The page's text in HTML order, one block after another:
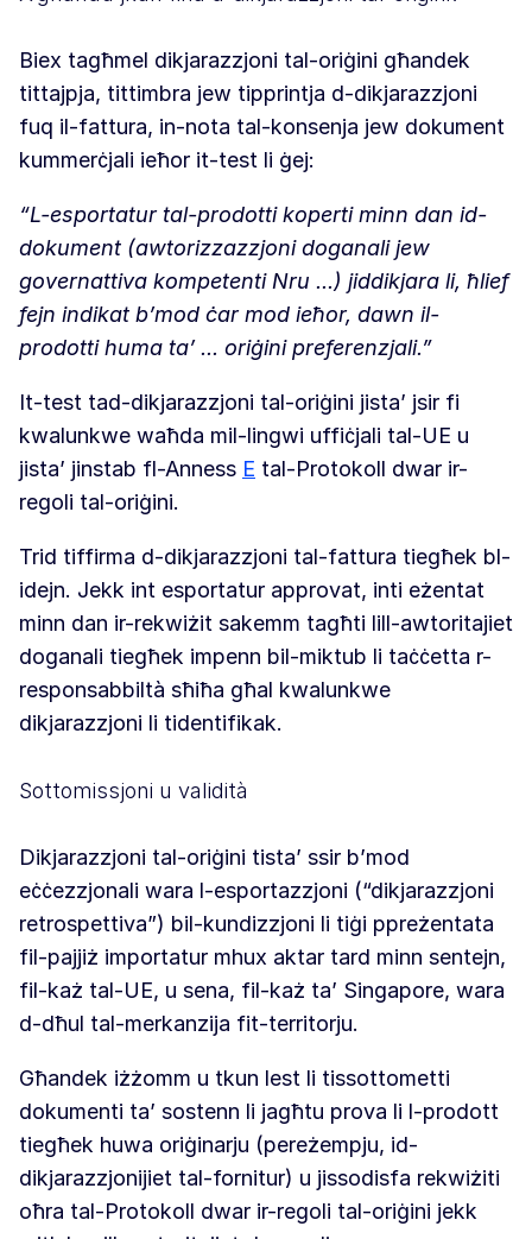
Biex tagħmel dikjarazzjoni tal-oriġini għandek
tittajpja, tittimbra jew tipprintja d-dikjarazzjoni
fuq il-fattura, in-nota tal-konsenja jew dokument
kummerċjali ieħor it-test li ġej:
“L-esportatur tal-prodotti koperti minn dan id-
dokument (awtorizzazzjoni doganali jew
governattiva kompetenti Nru ...) jiddikjara li, ħlief
fejn indikat b’mod ċar mod ieħor, dawn il-
prodotti huma ta’ ... oriġini preferenzjali.”
It-test tad-dikjarazzjoni tal-oriġini jista’ jsir fi
kwalunkwe waħda mil-lingwi uffiċjali tal-UE u
jista’ jinstab fl-Anness E tal-Protokoll dwar ir-
regoli tal-oriġini.
Trid tiffirma d-dikjarazzjoni tal-fattura tiegħek bl-
idejn. Jekk int esportatur approvat, inti eżentat
minn dan ir-rekwiżit sakemm tagħti lill-awtoritajiet
doganali tiegħek impenn bil-miktub li taċċetta r-
responsabbiltà sħiħa għal kwalunkwe
dikjarazzjoni li tidentifikak.
Sottomissjoni u validità
Dikjarazzjoni tal-oriġini tista’ ssir b’mod
eċċezzjonali wara l-esportazzjoni (“dikjarazzjoni
retrospettiva”) bil-kundizzjoni li tiġi ppreżentata
fil-pajjiż importatur mhux aktar tard minn sentejn,
fil-każ tal-UE, u sena, fil-każ ta’ Singapore, wara
d-dħul tal-merkanzija fit-territorju.
Għandek iżżomm u tkun lest li tissottometti
dokumenti ta’ sostenn li jagħtu prova li l-prodott
tiegħek huwa oriġinarju (pereżempju, id-
dikjarazzjonijiet tal-fornitur) u jissodisfa rekwiżiti
oħra tal-Protokoll dwar ir-regoli tal-oriġini jekk